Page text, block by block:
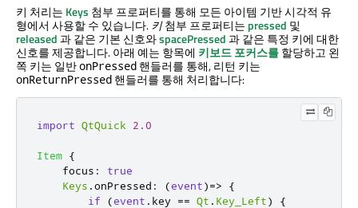
키 처리는 Keys 첨부 프로퍼티를 통해 모든 아이템 기반 시각적 유
형에서 사용할 수 있습니다.키첨부 프로퍼티는 pressed 및
released과 같은 기본 신호와spacePressed과 같은 특정 키에 대한
신호를 제공합니다. 아래 예는 항목에 키보드 포커스를할당하고 왼
쪽 키는 일반onPressed 핸들러를 통해, 리턴 키는
onReturnPressed 핸들러를 통해 처리합니다:
import QtQuick 2.0
Item {
focus :
true
Keys .onPressed : (event)=>
{
if
(event . key == Qt . Key_Left)
{